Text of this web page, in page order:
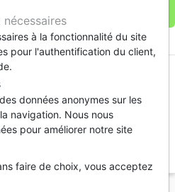
shopping_cart
à la fonctionnalité du site
pour l'authentification du client,
données anonymes sur les
navigation. Nous nous
pour améliorer notre site
faire de choix, vous acceptez